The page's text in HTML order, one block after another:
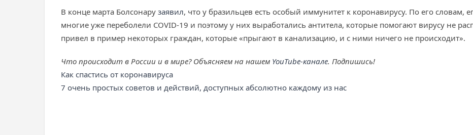
В конце марта Болсонару заявил, что у бразильцев есть особый иммунитет к коронавирусу. По его словам,
многие уже переболели COVID-19 и поэтому у них выработались антитела, которые помогают вирусу не
привел в пример некоторых граждан, которые «прыгают в канализацию, и с ними ничего не происходит».
Что происходит в России и в мире? Объясняем на нашем YouTube-канале. Подпишись!
Как спастись от коронавируса
7 очень простых советов и действий, доступных абсолютно каждому из нас